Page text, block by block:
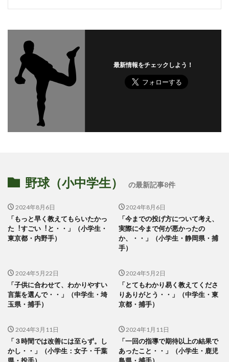
最新情報をチェックしよう！
野球（小中学生） の最新記事8件
2024年8月6日
「もっと早く教えてもらいたかっ
た︕すごい︕と・・」（小学生・
東京都・内野手）
2024年8月6日
「今までの投げ⽅について考え、
実際に今まで何が悪かったの
か、・・」（小学生・静岡県・捕
手）
2024年5月22日
「⼦供に合わせて、わかりやすい
⾔葉を選んで・・」（中学生・埼
玉県・捕手）
2024年5月2日
「とてもわかり易く教えてくださ
りありがとう・・」（中学生・東
京都・捕手）
2024年3月11日
「３時間では改善には至らず。し
かし・・」（小学生：女子・千葉
2024年1月11日
「一回の指導で期待以上の結果で
あったこと・・」（小学生・鹿児